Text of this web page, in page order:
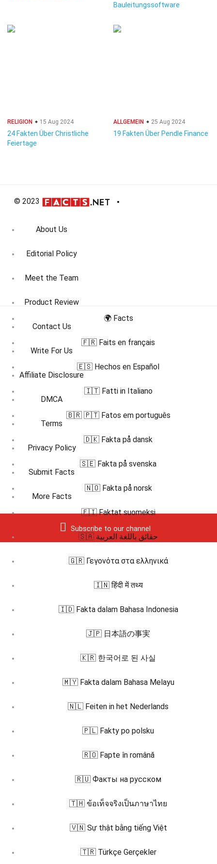
Bauleitungssoftware
RELIGION 15 Aug 2024
24 Fakten Über Christliche
Feiertage
ALLGEMEIN 25 Aug 2024
19 Fakten Über Pendle Finance
© 2023
About Us
Editorial Policy
Meet the Team
Product Review
Contact Us
Write For Us
Affiliate Disclosure
DMCA
Terms
Privacy Policy
Submit Facts
More Facts
Subscribe to our channel
🌍 Facts
🇫🇷 Faits en français
🇪🇸 Hechos en Español
🇮🇹 Fatti in Italiano
🇧🇷 🇵🇹 Fatos em português
🇩🇰 Fakta på dansk
🇸🇪 Fakta på svenska
🇳🇴 Fakta på norsk
🇫🇮 Faktat suomeksi
🇸🇦 حقائق باللغة العربية
🇬🇷 Γεγονότα στα ελληνικά
🇮🇳 हिंदी में तथ्य
🇮🇩 Fakta dalam Bahasa Indonesia
🇯🇵 日本語の事実
🇰🇷 한국어로 된 사실
🇲🇾 Fakta dalam Bahasa Melayu
🇳🇱 Feiten in het Nederlands
🇵🇱 Fakty po polsku
🇷🇴 Fapte în română
🇷🇺 Факты на русском
🇹🇭 ข้อเท็จจริงเป็นภาษาไทย
🇻🇳 Sự thật bằng tiếng Việt
🇹🇷 Türkçe Gerçekler